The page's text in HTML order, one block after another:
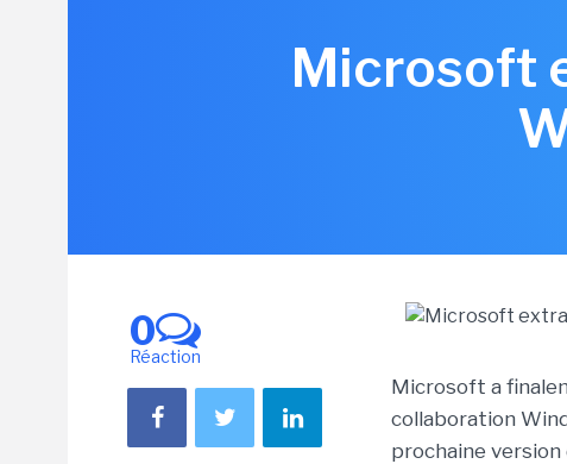
Microsoft
0
Réaction
Microsoft a
collaboration
prochaine